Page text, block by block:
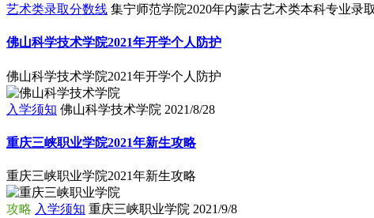
艺术类录取分数线 集宁师范学院2020年内蒙古艺术类本科专业录
佛山科学技术学院2021年开学个人防护
佛山科学技术学院2021年开学个人防护
入学须知 佛山科学技术学院 2021/8/28
重庆三峡职业学院2021年新生攻略
重庆三峡职业学院2021年新生攻略
攻略 入学须知 重庆三峡职业学院 2021/9/8